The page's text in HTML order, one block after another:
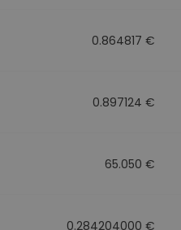
0.864817 €
0.897124 €
65.050 €
0.284204000 €